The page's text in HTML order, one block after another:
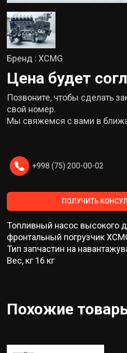
Бренд : XCMG
Цена будет
Позвоните, чтобы сделать
свой номер.
Мы свяжемся с вами в
+998 (75) 200-00-02
ПОЛУЧИТЬ
Топливный насос высокого
фронтальный погрузчик
Тип запчастин на
Вес, кг 16 кг
Похожие